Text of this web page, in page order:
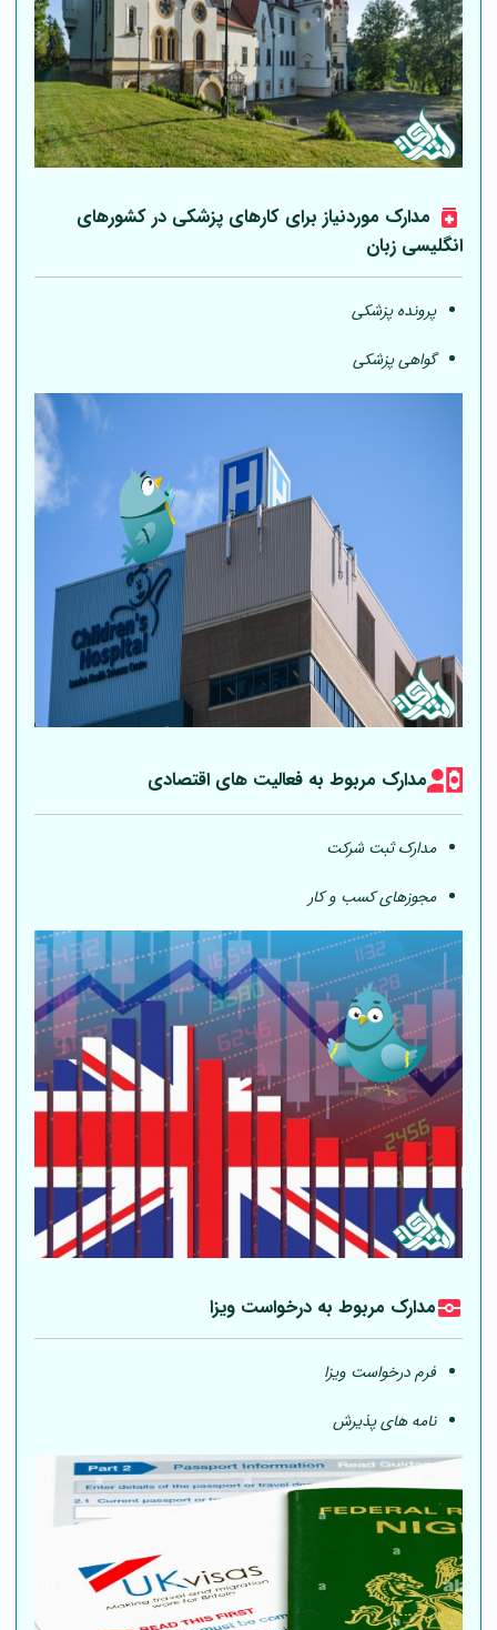
مدارک موردنیاز برای کارهای پزشکی در کشورهای
انگلیسی زبان
پرونده پزشکی
گواهی پزشکی
مدارک مربوط به فعالیت های اقتصادی
مدارک ثبت شرکت
مجوزهای کسب و کار
مدارک مربوط به درخواست ویزا
فرم درخواست ویزا
نامه های پذیرش